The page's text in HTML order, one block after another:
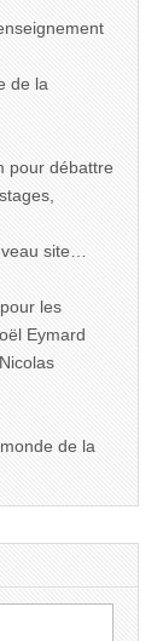
de la
pour débattre
site…
les
Eymard
de la